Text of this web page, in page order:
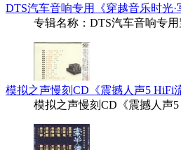
DTS汽车音响专用《穿越音乐时光·
专辑名称：DTS汽车音响专
模拟之声慢刻CD《震撼人声5 HiFi
模拟之声慢刻CD《震撼人声